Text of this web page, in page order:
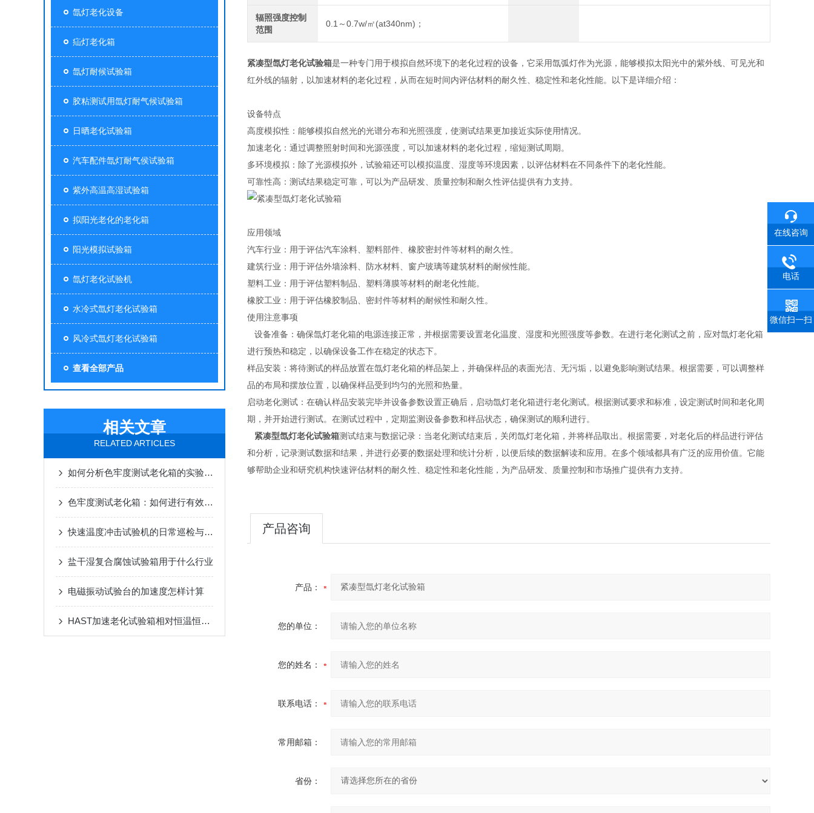
氙灯老化设备
疝灯老化箱
氙灯耐候试验箱
胶粘测试用氙灯耐气候试验箱
日晒老化试验箱
汽车配件氙灯耐气侯试验箱
紫外高温高湿试验箱
拟阳光老化的老化箱
阳光模拟试验箱
氙灯老化试验机
水冷式氙灯老化试验箱
风冷式氙灯老化试验箱
查看全部产品
相关文章
RELATED ARTICLES
如何分析色牢度测试老化箱的实验数据？
色牢度测试老化箱：如何进行有效的质量控制
快速温度冲击试验机的日常巡检与制冷系统除油维护指南
盐干湿复合腐蚀试验箱用于什么行业
电磁振动试验台的加速度怎样计算
HAST加速老化试验箱相对恒温恒湿箱，最大的区别是什么？
辐照强度控制
范围
0.1～0.7w/㎡(at340nm)；
紧凑型氙灯老化试验箱是一种专门用于模拟自然环境下的老化过程的设备，它采用氙弧灯作为光源，能够模拟太阳光中的紫外线、可见光和
红外线的辐射，以加速材料的老化过程，从而在短时间内评估材料的耐久性、稳定性和老化性能。以下是详细介绍：
设备特点
高度模拟性：能够模拟自然光的光谱分布和光照强度，使测试结果更加接近实际使用情况。
加速老化：通过调整照射时间和光源强度，可以加速材料的老化过程，缩短测试周期。
多环境模拟：除了光源模拟外，试验箱还可以模拟温度、湿度等环境因素，以评估材料在不同条件下的老化性能。
可靠性高：测试结果稳定可靠，可以为产品研发、质量控制和耐久性评估提供有力支持。
应用领域
汽车行业：用于评估汽车涂料、塑料部件、橡胶密封件等材料的耐久性。
建筑行业：用于评估外墙涂料、防水材料、窗户玻璃等建筑材料的耐候性能。
塑料工业：用于评估塑料制品、塑料薄膜等材料的耐老化性能。
橡胶工业：用于评估橡胶制品、密封件等材料的耐候性和耐久性。
使用注意事项
进行预热和稳定，以确保设备工作在稳定的状态下。
样品安装：将待测试的样品放置在氙灯老化箱的样品架上，并确保样品的表面光洁、无污垢，以避免影响测试结果。根据需要，可以调整样
品的布局和摆放位置，以确保样品受到均匀的光照和热量。
启动老化测试：在确认样品安装完毕并设备参数设置正确后，启动氙灯老化箱进行老化测试。根据测试要求和标准，设定测试时间和老化周
期，并开始进行测试。在测试过程中，定期监测设备参数和样品状态，确保测试的顺利进行。
紧凑型氙灯老化试验箱测试结束与数据记录：当老化测试结束后，关闭氙灯老化箱，并将样品取出。根据需要，对老化后的样品进行评估
和分析，记录测试数据和结果，并进行必要的数据处理和统计分析，以便后续的数据解读和应用。 在多个领域都具有广泛的应用价值。它能
够帮助企业和研究机构快速评估材料的耐久性、稳定性和老化性能，为产品研发、质量控制和市场推广提供有力支持。
产品咨询
产品：
您的单位：
您的姓名：
联系电话：
常用邮箱：
省份：
在线咨询
电话
微信扫一扫